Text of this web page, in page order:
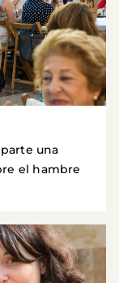
una
el hambre